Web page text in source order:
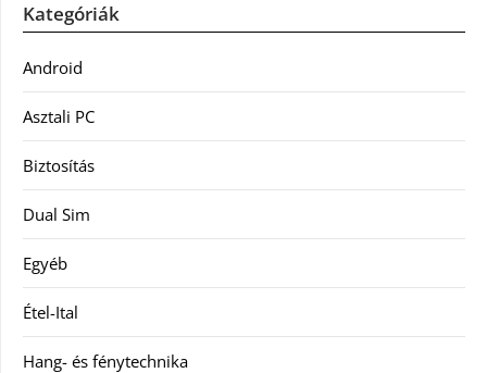
Kategóriák
Android
Asztali PC
Biztosítás
Dual Sim
Egyéb
Étel-Ital
Hang- és fénytechnika